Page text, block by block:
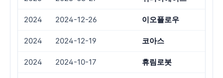
2024 2024-12-26 이오플로우
2024 2024-12-19 코아스
2024 2024-10-17 휴림로봇